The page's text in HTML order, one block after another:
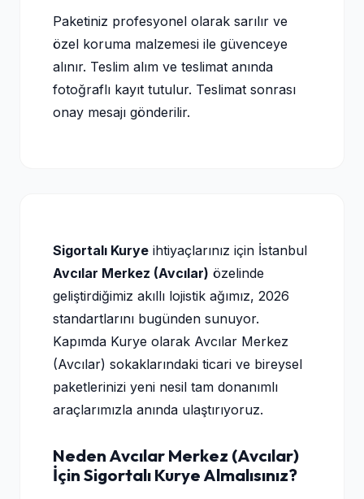
Paketiniz profesyonel olarak sarılır ve
özel koruma malzemesi ile güvenceye
alınır. Teslim alım ve teslimat anında
fotoğraflı kayıt tutulur. Teslimat sonrası
onay mesajı gönderilir.
Sigortalı Kurye ihtiyaçlarınız için İstanbul
Avcılar Merkez (Avcılar) özelinde
geliştirdiğimiz akıllı lojistik ağımız, 2026
standartlarını bugünden sunuyor.
Kapımda Kurye olarak Avcılar Merkez
(Avcılar) sokaklarındaki ticari ve bireysel
paketlerinizi yeni nesil tam donanımlı
araçlarımızla anında ulaştırıyoruz.
Neden Avcılar Merkez (Avcılar)
İçin Sigortalı Kurye Almalısınız?